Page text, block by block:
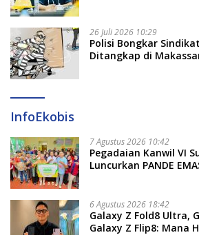
26 Juli 2026 10:29
Polisi Bongkar
Ditangkap di
InfoEkobis
7 Agustus 2026 10:42
Pegadaian Kanwil VI
Luncurkan PANDE
6 Agustus 2026 18:42
Galaxy Z Fold8 Ultra,
Galaxy Z Flip8: Mana